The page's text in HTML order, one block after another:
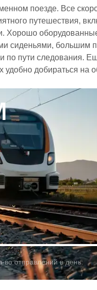
поезде. Все
путешествия,
Хорошо
сиденьями, большим
пути следования.
добираться на
во отправлений в день: